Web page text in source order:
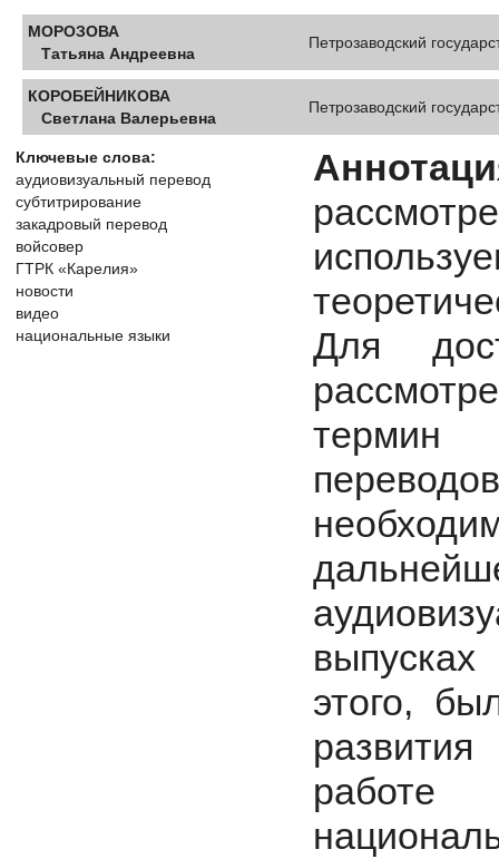
МОРОЗОВА
Татьяна Андреевна
Петрозаводский
КОРОБЕЙНИКОВА
Светлана Валерьевна
Петрозаводский
Ключевые слова:
аудиовизуальный перевод
субтитрирование
закадровый перевод
войсовер
ГТРК «Карелия»
новости
видео
национальные языки
Для
термин
этого,